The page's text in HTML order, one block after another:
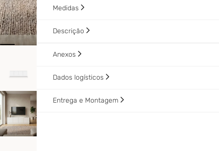
Medidas
Descrição
Anexos
Dados logísticos
Entrega e Montagem